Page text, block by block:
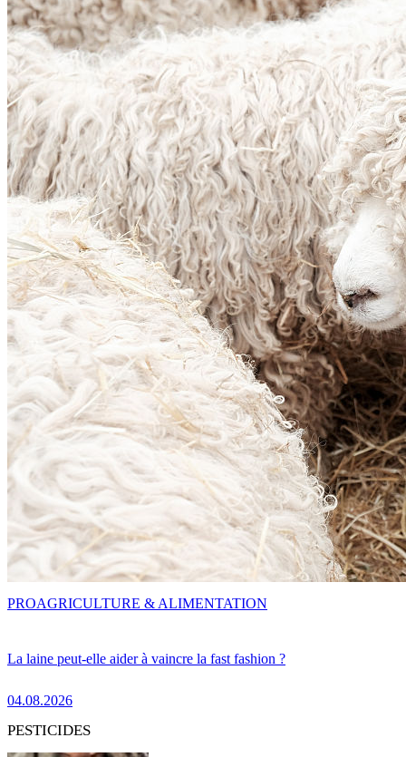
La laine peut-elle aider à vaincre la fast fashion ?
04.08.2026
PROAGRICULTURE & ALIMENTATION
PESTICIDES